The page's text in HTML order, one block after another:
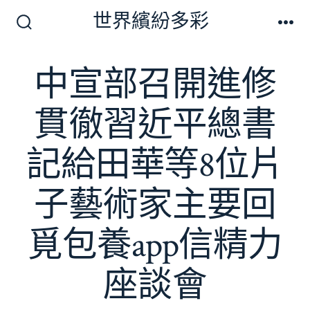
開
關
世界繽紛多彩
中宣部召開進修
貫徹習近平總書
記給田華等8位片
子藝術家主要回
覓包養app信精力
座談會